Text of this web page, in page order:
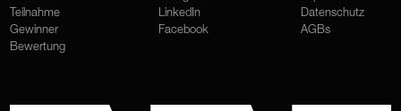
Teilnahme
Gewinner
Bewertung
LinkedIn
Facebook
Datenschutz
AGBs